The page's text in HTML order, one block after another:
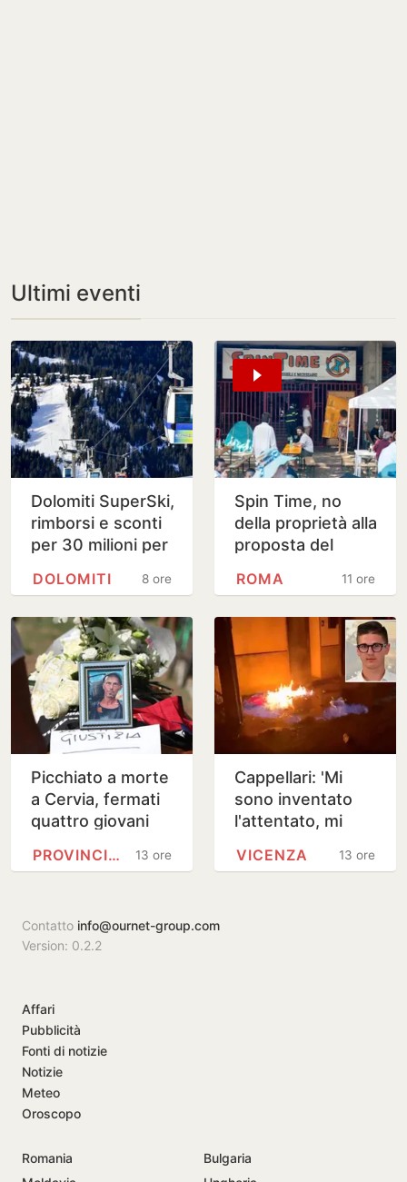
Ultimi eventi
Dolomiti SuperSki,
rimborsi e sconti
per 30 milioni per
Trentino: chi ne8 ore
DOLOMITI
Spin Time, no
della proprietà alla
proposta del
11 ore
ROMA
Picchiato a morte
a Cervia, fermati
quattro giovani
13 ore
PROVINCIA DI FORLÌ-CESENA
Cappellari: 'Mi
sono inventato
l'attentato, mi
13 ore
VICENZA
Contatto info@ournet-group.com
Version: 0.2.2
Affari
Pubblicità
Fonti di notizie
Notizie
Meteo
Oroscopo
Romania
Bulgaria